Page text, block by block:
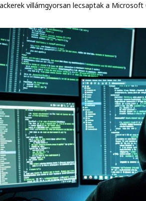
villámgyorsan lecsaptak a